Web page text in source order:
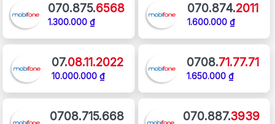
070.875.6568
1.300.000 ₫
070.874.2011
1.600.000 ₫
07.08.11.2022
10.000.000 ₫
0708.71.77.71
1.650.000 ₫
0708.715.668 070.887.3939